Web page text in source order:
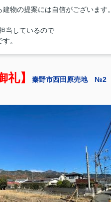
物の提案には自信がございます。
当しているので
。
礼】 秦野市西田原売地 №2